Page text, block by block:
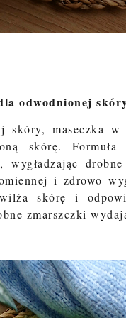
odwodnionej
skóry, maseczka
skórę.
wygładzając
i zdrowo
skórę i
zmarszczki